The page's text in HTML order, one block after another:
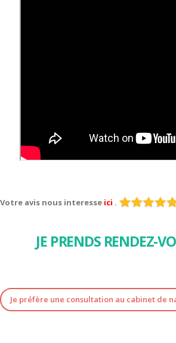
Votre avis nous interesse ici .
JE PRENDS RENDEZ-
Je préfère une consultation au cabinet de